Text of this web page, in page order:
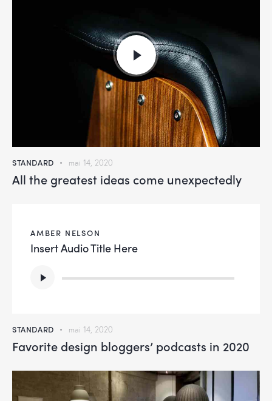
STANDARD mai 14, 2020
All the greatest ideas come unexpectedly
AMBER NELSON
Insert Audio Title Here
audio
STANDARD mai 14, 2020
Favorite design bloggers’ podcasts in 2020